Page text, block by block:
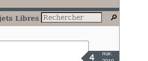
Libres
4
mar.